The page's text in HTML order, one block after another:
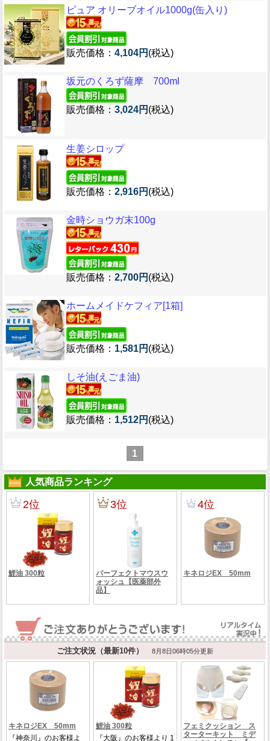
ピュア オリーブオイル1000g(缶入り)
販売価格： 4,104円 (税込)
坂元のくろず薩摩 700ml
販売価格： 3,024円 (税込)
生姜シロップ
販売価格： 2,916円 (税込)
金時ショウガ末100g
販売価格： 2,700円 (税込)
ホームメイドケフィア[1箱]
販売価格： 1,581円 (税込)
しそ油(えごま油)
販売価格： 1,512円 (税込)
1
人気商品ランキング